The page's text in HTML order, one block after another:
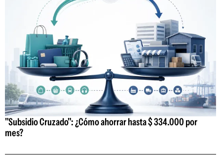
"Subsidio Cruzado": ¿Cómo ahorrar hasta $ 334.000 por
mes?